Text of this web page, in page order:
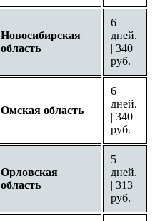
Новосибирская
область
6
дней.
| 340
руб.
Омская область
6
дней.
| 340
руб.
Орловская
область
5
дней.
| 313
руб.